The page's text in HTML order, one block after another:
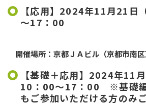
【応用】2024年11月21
～17：00
開催場所：京都ＪＡビル （京都市南
【基礎＋応用】 2024年11
10：00～17：00 ※基礎
もご参加いただける方のみ